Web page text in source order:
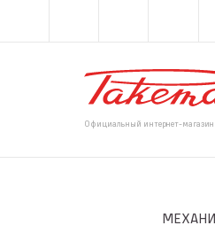
Официальный интернет-магазин